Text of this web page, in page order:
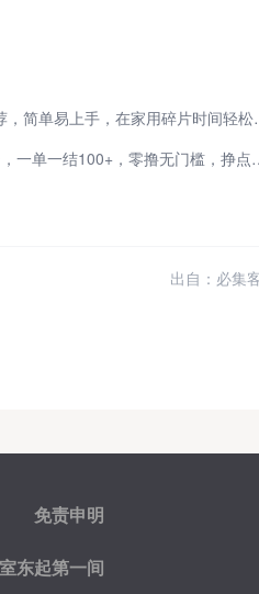
靠谱副业兼
6个正规兼职平台，
出自：必集
免责申明
东起第一间